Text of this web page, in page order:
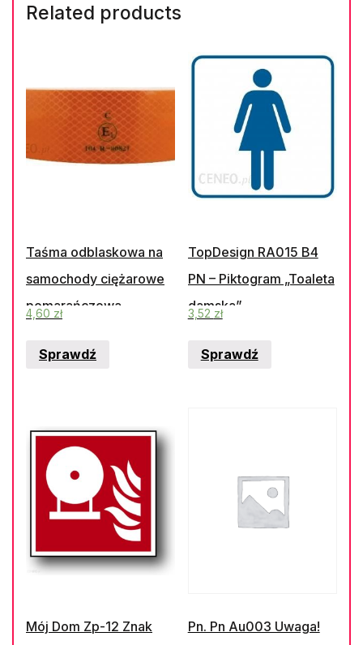
Related products
Taśma odblaskowa na
samochody ciężarowe
pomarańczowa
53mm
4,60 zł
Sprawdź
TopDesign RA015 B4
PN – Piktogram „Toaleta
damska”
3,52 zł
Sprawdź
Mój Dom Zp-12 Znak Pn. Pn Au003 Uwaga!